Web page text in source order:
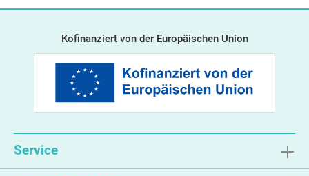
Kofinanziert von der Europäischen Union
Service